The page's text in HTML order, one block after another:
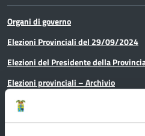
Organi di governo
Elezioni Provinciali del 29/09/2024
Elezioni del Presidente della
Elezioni provinciali – Archivio
Atti generali
Uffici e orari